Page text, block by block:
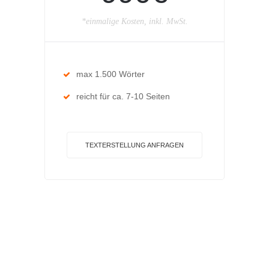
*einmalige Kosten, inkl. MwSt.
max 1.500 Wörter
reicht für ca. 7-10 Seiten
TEXTERSTELLUNG ANFRAGEN